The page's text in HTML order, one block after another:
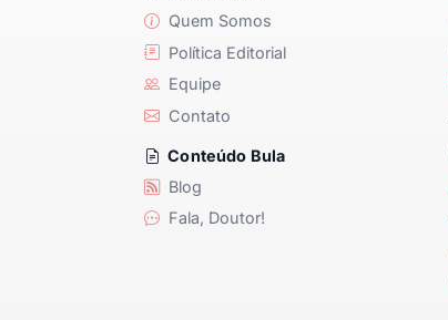
Quem Somos
Política Editorial
Equipe
Contato
Conteúdo Bula
Blog
Fala, Doutor!